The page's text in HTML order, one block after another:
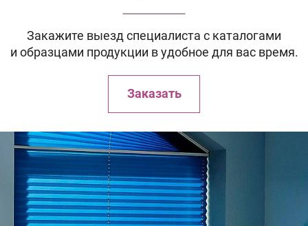
Закажите выезд специалиста с каталогами
и образцами продукции в удобное для вас время.
Заказать